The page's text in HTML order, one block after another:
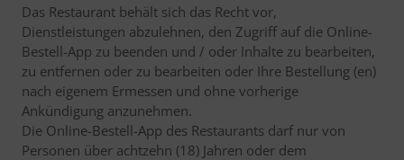
Das Restaurant behält sich das Recht vor,
Dienstleistungen abzulehnen, den Zugriff auf die Online-
Bestell-App zu beenden und / oder Inhalte zu bearbeiten,
zu entfernen oder zu bearbeiten oder Ihre Bestellung (en)
nach eigenem Ermessen und ohne vorherige
Ankündigung anzunehmen.
Die Online-Bestell-App des Restaurants darf nur von
Personen über achtzehn (18) Jahren oder dem